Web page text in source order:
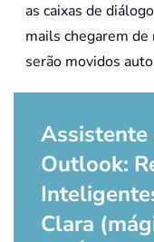
as caixas de
mails chegarem
serão movidos
Assistente
Outlook:
Clara